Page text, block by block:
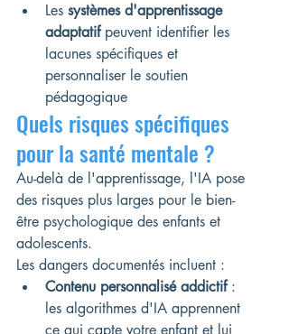
Les systèmes d'apprentissage
adaptatif peuvent identifier les
lacunes spécifiques et
personnaliser le soutien
pédagogique
Quels risques spécifiques
pour la santé mentale ?
Au-delà de l'apprentissage, l'IA pose
des risques plus larges pour le bien-
être psychologique des enfants et
adolescents.
Les dangers documentés incluent :
Contenu personnalisé addictif :
les algorithmes d'IA apprennent
ce qui capte votre enfant et lui